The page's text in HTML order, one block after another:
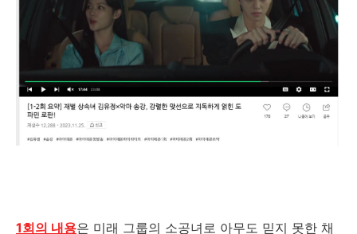
1회의 내용은 미래 그룹의 소공녀로 아무도 믿지 못한 채